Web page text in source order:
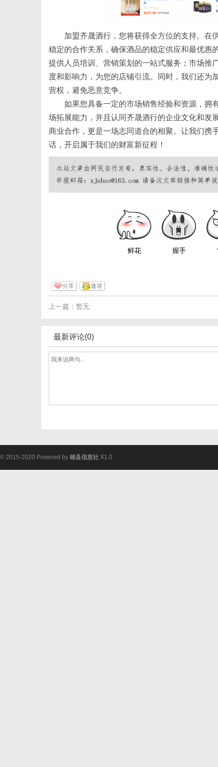
加盟齐晟酒行，您将获得全方位的支持。在
稳定的合作关系，确保酒品的稳定供应和最优惠
提供人员培训、营销策划的一站式服务；市场推
度和影响力，为您的店铺引流。同时，我们还为
营权，避免恶意竞争。
如果您具备一定的市场销售经验和资源，拥
场拓展能力，并且认同齐晟酒行的企业文化和发
商业合作，更是一场志同道合的相聚。让我们携
话，开启属于我们的财富新征程！
鲜花 握手
分享 邀请
上一篇：暂无
最新评论(0)
© 2015-2020 Powered by 雄县信息社 X1.0